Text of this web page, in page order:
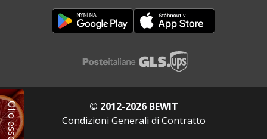
© 2012-2026 BEWIT
Condizioni Generali di Contratto